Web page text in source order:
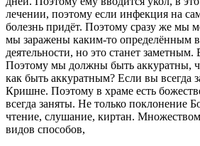
лечении, поэтому если инфекция на
болезнь придёт. Поэтому сразу же мы
мы заражены каким-то определённым
деятельности, но это станет заметным.
Поэтому мы должны быть аккуратны,
как быть аккуратным? Если вы всегда
Кришне. Поэтому в храме есть
всегда заняты. Не только поклонение
чтение, слушание, киртан. Множеством
видов способов,